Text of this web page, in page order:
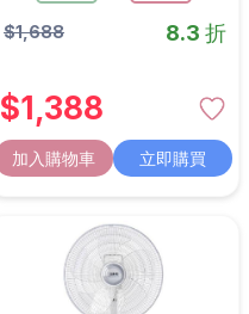
$1,688 8.3 折
$1,388
加入購物車 立即購買